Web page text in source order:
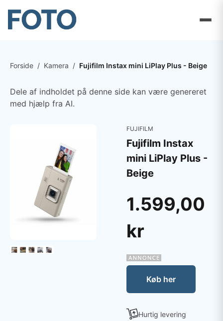
Forside / Kamera / Fujifilm Instax mini LiPlay Plus - Beige
Dele af indholdet på denne side kan være genereret
med hjælp fra AI.
FUJIFILM
Fujifilm Instax
mini LiPlay Plus -
Beige
1.599,00
kr
Køb her
Hurtig levering